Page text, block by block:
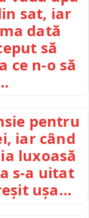
sat, iar
dată
să
ce n-o să
pentru
iar când
luxoasă
s-a uitat
ușa…